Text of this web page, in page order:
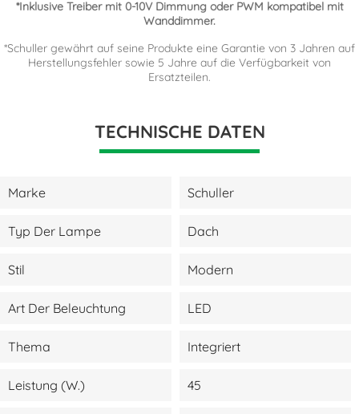
*Inklusive Treiber mit 0-10V Dimmung oder PWM kompatibel mit
Wanddimmer.
*Schuller gewährt auf seine Produkte eine Garantie von 3 Jahren auf
Herstellungsfehler sowie 5 Jahre auf die Verfügbarkeit von
Ersatzteilen.
TECHNISCHE DATEN
Marke Schuller
Typ Der Lampe Dach
Stil Modern
Art Der Beleuchtung LED
Thema Integriert
Leistung (W.) 45